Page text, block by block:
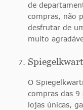
de
compras, não
desfrutar de
muito
O
compras das
lojas únicas,